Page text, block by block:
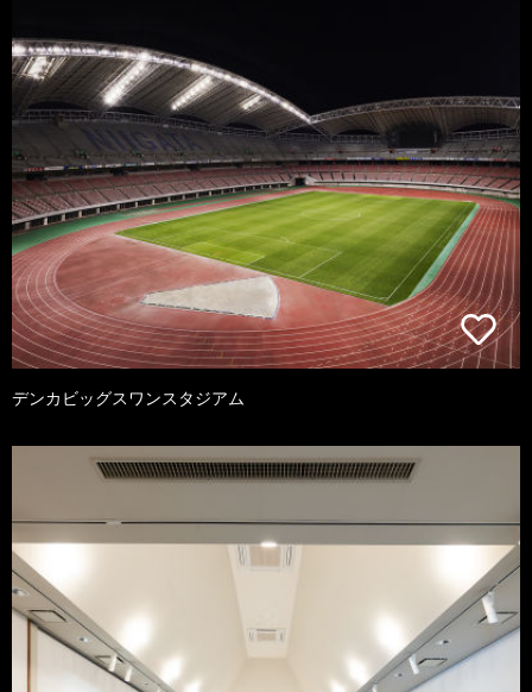
デンカビッグスワンスタジアム